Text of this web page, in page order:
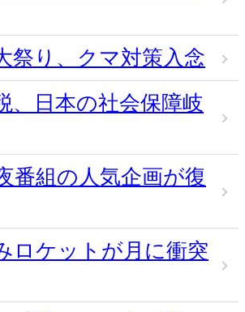
祭り、クマ対策入念
、日本の社会保障岐
番組の人気企画が復
ロケットが月に衝突